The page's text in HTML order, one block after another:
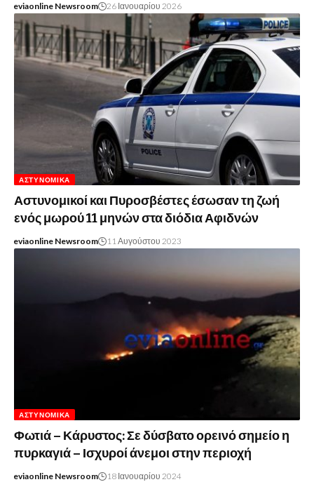
eviaonline Newsroom 26 Ιανουαρίου 2026
ΑΣΤΥΝΟΜΙΚΆ
Αστυνομικοί και Πυροσβέστες έσωσαν τη ζωή
ενός μωρού 11 μηνών στα διόδια Αφιδνών
eviaonline Newsroom 11 Αυγούστου 2023
ΑΣΤΥΝΟΜΙΚΆ
Φωτιά – Κάρυστος: Σε δύσβατο ορεινό σημείο η
πυρκαγιά – Ισχυροί άνεμοι στην περιοχή
eviaonline Newsroom 18 Ιανουαρίου 2024